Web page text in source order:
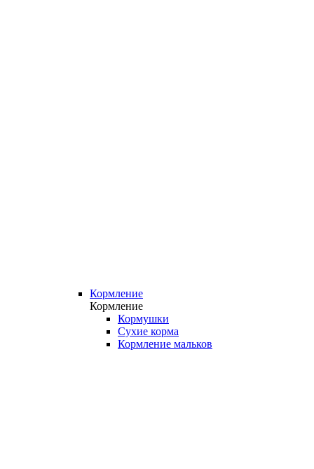
Кормление
Кормление
Кормушки
Сухие корма
Кормление мальков